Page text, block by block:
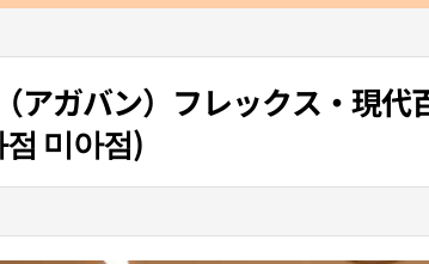
アガバン）フレックス・現代
미아점)